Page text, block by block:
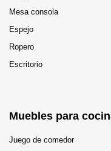
Mesa consola
Espejo
Ropero
Escritorio
Muebles para
Juego de comedor